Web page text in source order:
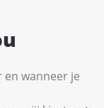
en wanneer je